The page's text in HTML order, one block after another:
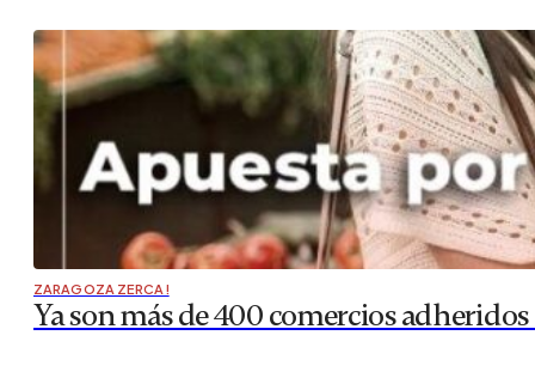
ZARAGOZA ZERCA!
Ya son más de 400 comercios adheridos